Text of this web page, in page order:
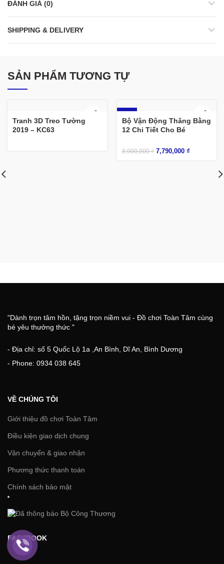
ĐÁNH GIÁ (0)
SHIPPING & DELIVERY
SẢN PHẨM TƯƠNG TỰ
Tranh 3D Treo Tường
2019 – KC63
-12%
Bộ Vận Động Thăng Bằng
12 Chi Tiết Cho Bé
8,900,000₫ 7,790,000 ₫
"Dành trọn tâm hồn, tặng trọn niềm vui - Đồ chơi Toàn Tâm cùng
bé yêu thưởng thức "
- Địa chỉ: số 5 Quốc Lộ 1a ,An Bình, Dĩ An, Bình Dương
- Phone: 0934 038 645
VỀ CHÚNG TÔI
Giới thiệu đồ chơi Toàn Tâm
Điều kiện giao dịch chung
Vận chuyển & giao nhận
Phương thức thanh toán
Chính sách bảo mật
FACEBOOK